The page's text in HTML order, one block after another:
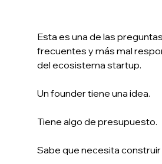
Esta es una de las
frecuentes y más mal
del ecosistema startup.
Un founder tiene una idea.
Tiene algo de presupuesto.
Sabe que necesita